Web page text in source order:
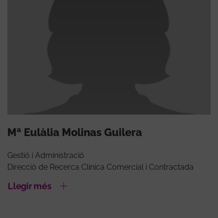
Mª Eulàlia Molinas Guilera
Gestió i Administració
Direcció de Recerca Clínica Comercial i Contractada
Llegir més